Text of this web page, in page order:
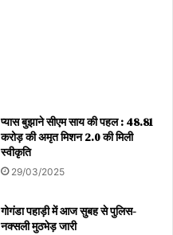
प्यास बुझाने सीएम साय की पहल : 48.81
करोड़ की अमृत मिशन 2.0 की मिली
स्वीकृति
29/03/2025
गोगंडा पहाड़ी में आज सुबह से पुलिस-
नक्सली मुठभेड़ जारी